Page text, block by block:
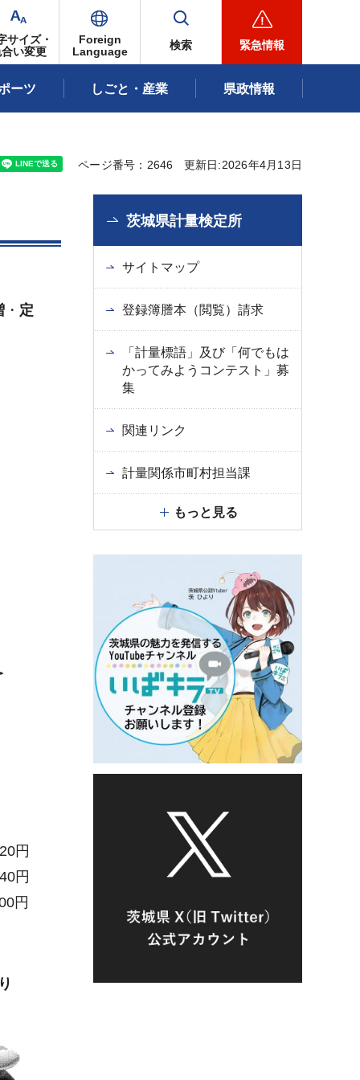
サイズ・
い変更
Foreign
Language
検索 緊急情報
ーツ しごと・産業 県政情報
ページ番号：2646 更新日:2026年4月13日
・ 定
0円
40円
円
茨城県計量検定所
サイトマップ
登録簿謄本（閲覧）請求
「計量標語」及び「何でもは
かってみようコンテスト」募
集
関連リンク
計量関係市町村担当課
もっと見る